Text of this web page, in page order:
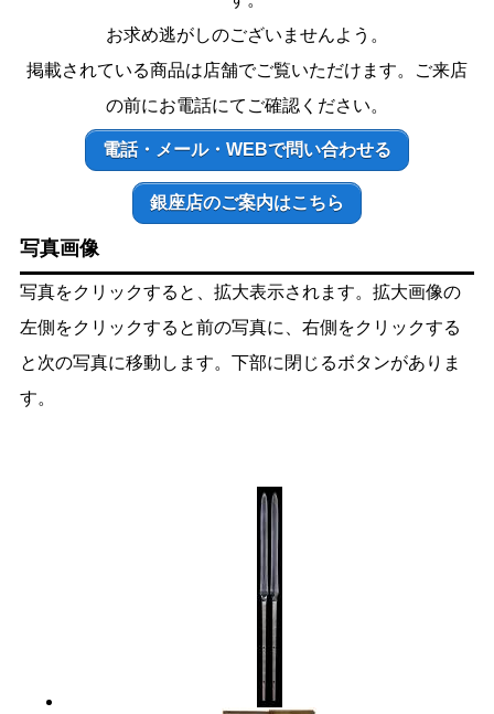
お求め逃がしのございませんよう。
掲載されている商品は店舗でご覧いただけます。ご来店
の前にお電話にてご確認ください。
電話・メール・WEBで問い合わせる
銀座店のご案内はこちら
写真画像
写真をクリックすると、拡大表示されます。拡大画像の
左側をクリックすると前の写真に、右側をクリックする
と次の写真に移動します。下部に閉じるボタンがありま
す。